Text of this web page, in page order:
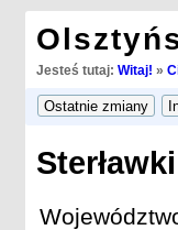
Jesteś tutaj: Witaj! »